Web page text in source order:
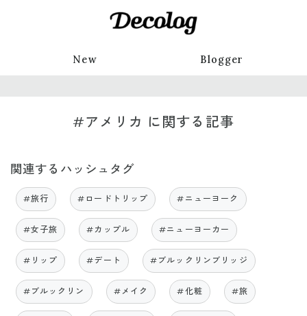
New Blogger
#アメリカ に関する記事
関連するハッシュタグ
#旅行 #ロードトリップ #ニューヨーク
#女子旅 #カップル #ニューヨーカー
#リップ #デート #ブルックリンブリッジ
#ブルックリン #メイク #化粧 #旅